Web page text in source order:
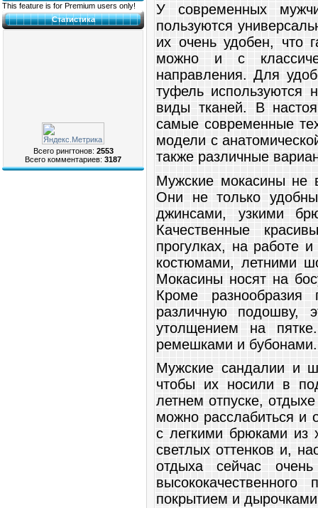
This feature is for Premium users only!
Статистика
Всего рингтонов: 2553
Всего комментариев: 3187
У современных
пользуются
их очень удобен, что
можно и с
направления. Для
туфель используются
виды тканей. В
самые современные
модели с
также различные
Мужские мокасины не
Они не только
джинсами, узкими
Качественные
прогулках, на работе
костюмами, летними
Мокасины носят на
Кроме
различную подошву,
утолщением на
ремешками и бубонами.
Мужские сандалии и
чтобы их носили в
летнем отпуске,
можно расслабиться и
с легкими брюками из
светлых оттенков и,
отдыха сейчас
покрытием и